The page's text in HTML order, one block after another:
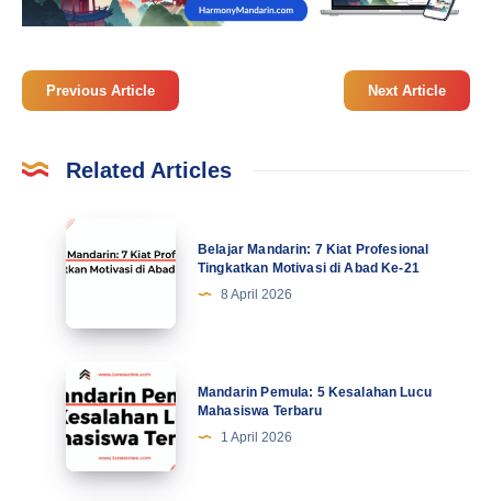
Previous Article Next Article
Related Articles
Belajar
Mandarin:
Profesional
Tingkatkan
Motivasi
di
Abad
Ke-
Belajar Mandarin: 7 Kiat Profesional
Tingkatkan Motivasi di Abad Ke-21
8 April 2026
Mandarin
Pemula:
5
Kesalahan
Lucu
Mandarin Pemula: 5 Kesalahan Lucu
Mahasiswa Terbaru
1 April 2026